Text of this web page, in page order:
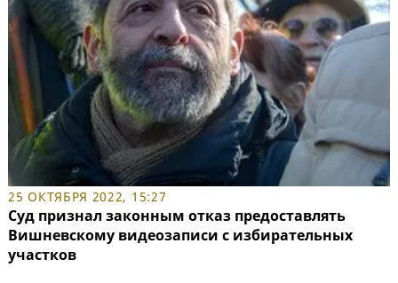
25 ОКТЯБРЯ 2022, 15:27
Суд признал законным отказ предоставлять
Вишневскому видеозаписи с избирательных
участков